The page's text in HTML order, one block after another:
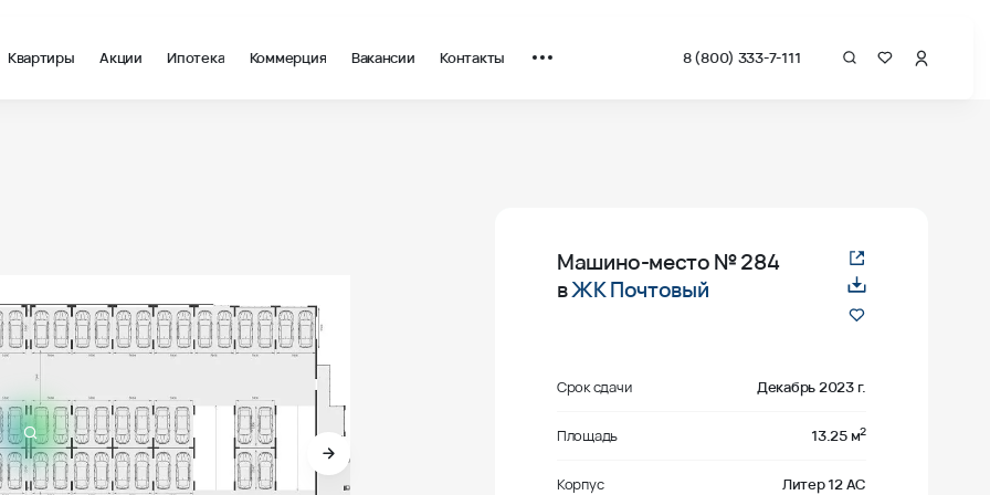
Квартиры Акции Ипотека Коммерция Вакансии Контакты 8 (800) 333-7-111
Машино-место№ 284
вЖК Почтовый
Срок сдачи Декабрь 2023 г.
Площадь 13.25 м2
Корпус Литер 12 АС